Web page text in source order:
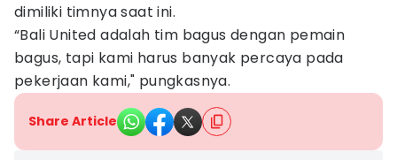
dimiliki timnya saat ini.
“Bali United adalah tim bagus dengan pemain
bagus, tapi kami harus banyak percaya pada
pekerjaan kami," pungkasnya.
Share Article